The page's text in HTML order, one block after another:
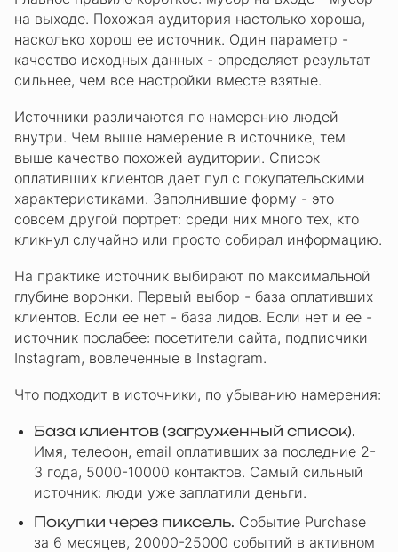
на выходе. Похожая аудитория настолько хороша,
насколько хорош ее источник. Один параметр -
качество исходных данных - определяет результат
сильнее, чем все настройки вместе взятые.
Источники различаются по намерению людей
внутри. Чем выше намерение в источнике, тем
выше качество похожей аудитории. Список
оплативших клиентов дает пул с покупательскими
характеристиками. Заполнившие форму - это
совсем другой портрет: среди них много тех, кто
кликнул случайно или просто собирал информацию.
На практике источник выбирают по максимальной
глубине воронки. Первый выбор - база оплативших
клиентов. Если ее нет - база лидов. Если нет и ее -
источник послабее: посетители сайта, подписчики
Instagram, вовлеченные в Instagram.
Что подходит в источники, по убыванию намерения:
База клиентов (загруженный список).
Имя, телефон, email оплативших за последние 2-
3 года, 5000-10000 контактов. Самый сильный
источник: люди уже заплатили деньги.
Покупки через пиксель. Событие Purchase
за 6 месяцев, 20000-25000 событий в активном